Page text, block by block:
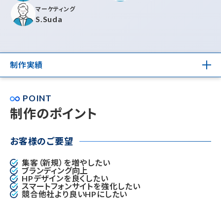
マーケティング
S.Suda
制作実績
POINT
制作のポイント
お客様のご要望
集客（新規）を増やしたい
ブランディング向上
HPデザインを良くしたい
スマートフォンサイトを強化したい
競合他社より良いHPにしたい